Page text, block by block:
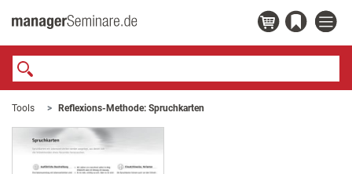
Tools Reflexions-Methode: Spruchkarten